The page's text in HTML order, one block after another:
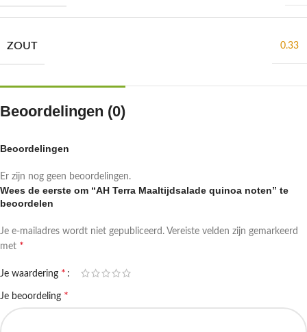
ZOUT 0.33
Beoordelingen (0)
Beoordelingen
Er zijn nog geen beoordelingen.
Wees de eerste om “AH Terra Maaltijdsalade quinoa noten” te
beoordelen
Je e-mailadres wordt niet gepubliceerd. Vereiste velden zijn gemarkeerd
met *
Je waardering *
Je beoordeling *